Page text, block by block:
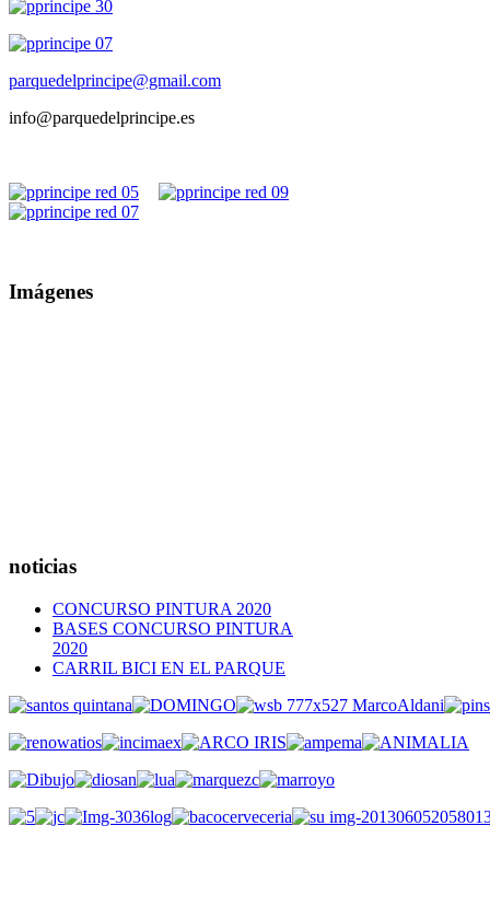
parquedelprincipe@gmail.com
info@parquedelprincipe.es
Imágenes
noticias
CONCURSO PINTURA 2020
BASES CONCURSO PINTURA
2020
CARRIL BICI EN EL PARQUE